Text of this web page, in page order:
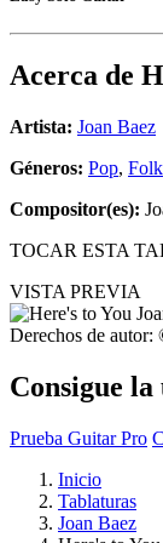
Acerca de
Artista: Joan Baez
Géneros: Pop, Folk
Compositor(es):
TOCAR ESTA
VISTA PREVIA
Derechos de
Consigue
Prueba Guitar Pro
Inicio
Tablaturas
Joan Baez